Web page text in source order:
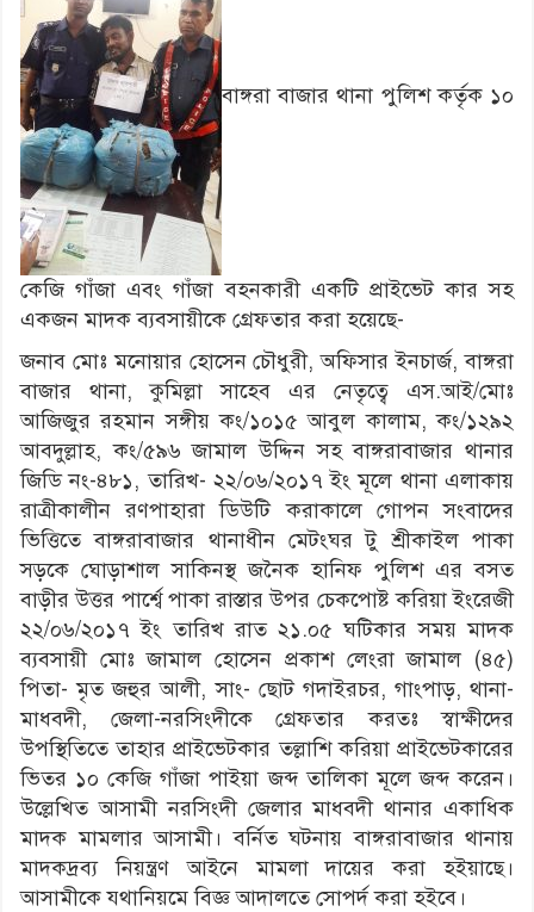
বাঙ্গরা বাজার থানা পুলিশ কর্তৃক ১০
কেজি গাঁজা এবং গাঁজা বহনকারী একটি প্রাইভেট কার সহ
একজন মাদক ব্যবসায়ীকে গ্রেফতার করা হয়েছে-
জনাব মোঃ মনোয়ার হোসেন চৌধুরী, অফিসার ইনচার্জ, বাঙ্গরা
বাজার থানা, কুমিল্লা সাহেব এর নেতৃত্বে এস.আই/মোঃ
আজিজুর রহমান সঙ্গীয় কং/১০১৫ আবুল কালাম, কং/১২৯২
আবদুল্লাহ, কং/৫৯৬ জামাল উদ্দিন সহ বাঙ্গরাবাজার থানার
জিডি নং-৪৮১, তারিখ- ২২/০৬/২০১৭ ইং মূলে থানা এলাকায়
রাত্রীকালীন রণপাহারা ডিউটি করাকালে গোপন সংবাদের
ভিত্তিতে বাঙ্গরাবাজার থানাধীন মেটংঘর টু শ্রীকাইল পাকা
সড়কে ঘোড়াশাল সাকিনস্থ জনৈক হানিফ পুলিশ এর বসত
বাড়ীর উত্তর পার্শ্বে পাকা রাস্তার উপর চেকপোষ্ট করিয়া ইংরেজী
২২/০৬/২০১৭ ইং তারিখ রাত ২১.০৫ ঘটিকার সময় মাদক
ব্যবসায়ী মোঃ জামাল হোসেন প্রকাশ লেংরা জামাল (৪৫)
পিতা- মৃত জহুর আলী, সাং- ছোট গদাইরচর, গাংপাড়, থানা-
মাধবদী, জেলা-নরসিংদীকে গ্রেফতার করতঃ স্বাক্ষীদের
উপস্থিতিতে তাহার প্রাইভেটকার তল্লাশি করিয়া প্রাইভেটকারের
ভিতর ১০ কেজি গাঁজা পাইয়া জব্দ তালিকা মূলে জব্দ করেন।
উল্লেখিত আসামী নরসিংদী জেলার মাধবদী থানার একাধিক
মাদক মামলার আসামী। বর্নিত ঘটনায় বাঙ্গরাবাজার থানায়
মাদকদ্রব্য নিয়ন্ত্রণ আইনে মামলা দায়ের করা হইয়াছে।
আসামীকে যথানিয়মে বিজ্ঞ আদালতে সোপর্দ করা হইবে।